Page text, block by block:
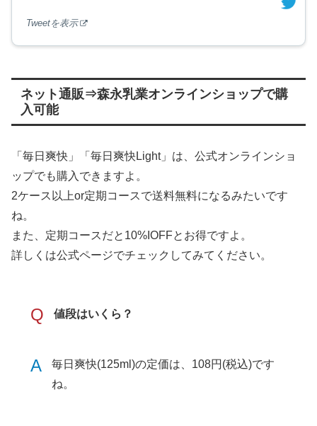
Tweetを表示
ネット通販⇒森永乳業オンラインショップで購
入可能
「毎日爽快」「毎日爽快Light」は、公式オンラインショ
ップでも購入できますよ。
2ケース以上or定期コースで送料無料になるみたいです
ね。
また、定期コースだと10%IOFFとお得ですよ。
詳しくは公式ページでチェックしてみてください。
Q 値段はいくら？
A
毎日爽快(125ml)の定価は、108円(税込)です
ね。